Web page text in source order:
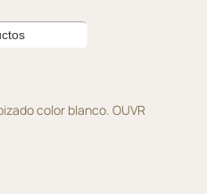
color blanco. OUVR